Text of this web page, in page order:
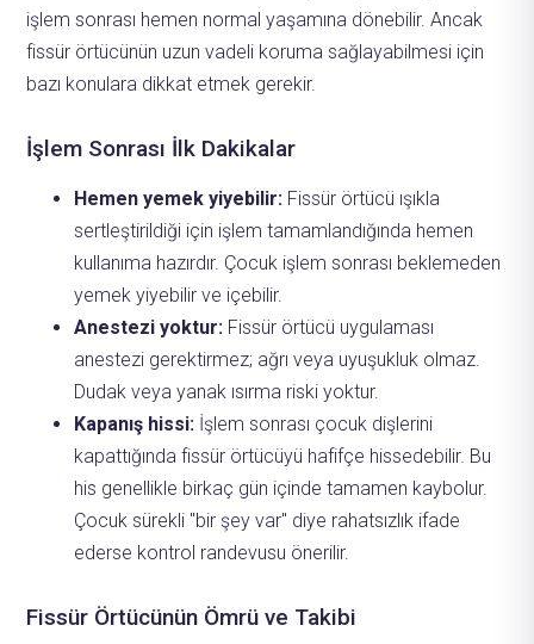
işlem sonrası hemen normal yaşamına dönebilir. Ancak
fissür örtücünün uzun vadeli koruma sağlayabilmesi için
bazı konulara dikkat etmek gerekir.
İşlem Sonrası İlk Dakikalar
Hemen yemek yiyebilir: Fissür örtücü ışıkla
sertleştirildiği için işlem tamamlandığında hemen
kullanıma hazırdır. Çocuk işlem sonrası beklemeden
yemek yiyebilir ve içebilir.
Anestezi yoktur: Fissür örtücü uygulaması
anestezi gerektirmez; ağrı veya uyuşukluk olmaz.
Dudak veya yanak ısırma riski yoktur.
Kapanış hissi: İşlem sonrası çocuk dişlerini
kapattığında fissür örtücüyü hafifçe hissedebilir. Bu
his genellikle birkaç gün içinde tamamen kaybolur.
Çocuk sürekli "bir şey var" diye rahatsızlık ifade
ederse kontrol randevusu önerilir.
Fissür Örtücünün Ömrü ve Takibi